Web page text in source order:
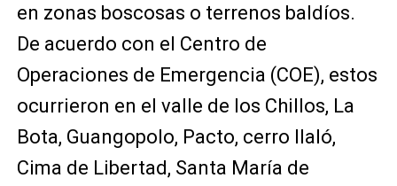
en zonas boscosas o terrenos baldíos.
De acuerdo con el Centro de
Operaciones de Emergencia (COE), estos
ocurrieron en el valle de los Chillos, La
Bota, Guangopolo, Pacto, cerro Ilaló,
Cima de Libertad, Santa María de